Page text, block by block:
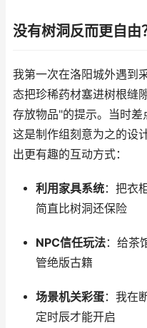
没有树洞反而更自由
我第一次在洛阳城外遇到
态把珍稀药材塞进树根缝
存放物品"的提示。当时
这是制作组刻意为之的设
出更有趣的互动方式：
利用家具系统：把衣
简直比树洞还保险
NPC信任玩法：给茶
管绝版古籍
场景机关彩蛋：我在
定时辰才能开启